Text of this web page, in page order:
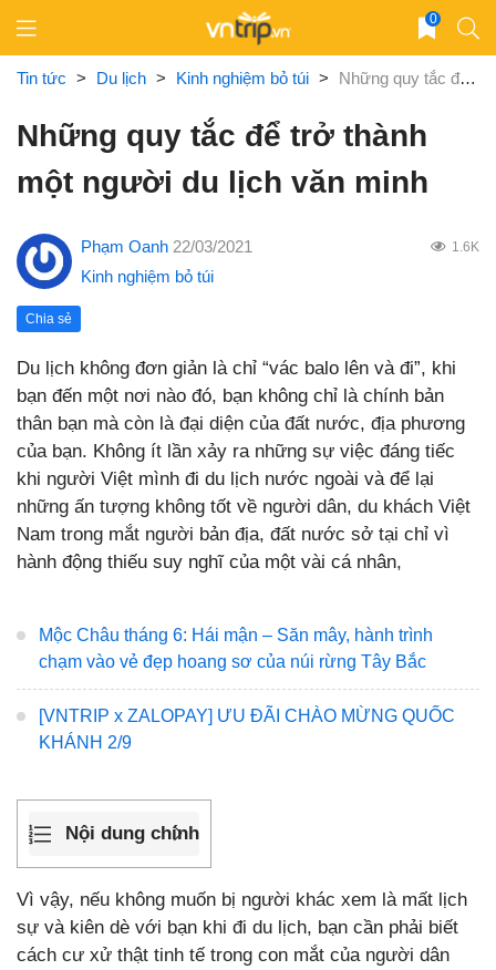
content
0
Tin tức > Du lịch > Kinh nghiệm bỏ túi > Những quy tắc để trở thành một người du lịch văn minh
Những quy tắc để trở thành
một người du lịch văn minh
Phạm Oanh 22/03/2021 1.6K
Kinh nghiệm bỏ túi
Chia sẻ
Du lịch không đơn giản là chỉ “vác balo lên và đi”, khi
bạn đến một nơi nào đó, bạn không chỉ là chính bản
thân bạn mà còn là đại diện của đất nước, địa phương
của bạn. Không ít lần xảy ra những sự việc đáng tiếc
khi người Việt mình đi du lịch nước ngoài và để lại
những ấn tượng không tốt về người dân, du khách Việt
Nam trong mắt người bản địa, đất nước sở tại chỉ vì
hành động thiếu suy nghĩ của một vài cá nhân,
Mộc Châu tháng 6: Hái mận – Săn mây, hành trình
chạm vào vẻ đẹp hoang sơ của núi rừng Tây Bắc
[VNTRIP x ZALOPAY] ƯU ĐÃI CHÀO MỪNG QUỐC
KHÁNH 2/9
Nội dung chính
Vì vậy, nếu không muốn bị người khác xem là mất lịch
sự và kiên dè với bạn khi đi du lịch, bạn cần phải biết
cách cư xử thật tinh tế trong con mắt của người dân